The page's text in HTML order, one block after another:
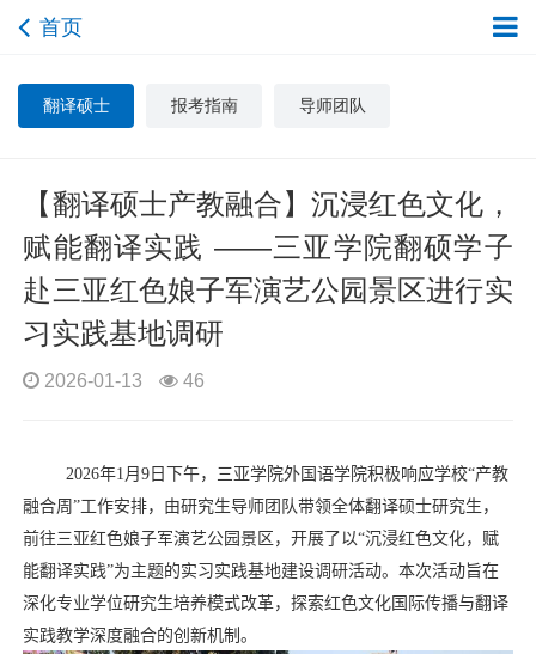
首页
翻译硕士 报考指南 导师团队
【翻译硕士产教融合】沉浸红色文化，
赋能翻译实践 ——三亚学院翻硕学子
赴三亚红色娘子军演艺公园景区进行实
习实践基地调研
2026-01-13 46
2026年1月9 日下午，三亚学院外国语学院积极响应学校“产教
融合周”工作安排，由研究生导师团队带领全体翻译硕士研究生，
前往三亚红色娘子军演艺公园景区，开展了以“沉浸红色文化，赋
能翻译实践”为主题的实习实践基地建设调研活动。本次活动旨在
深化专业学位研究生培养模式改革，探索红色文化国际传播与翻译
实践教学深度融合的创新机制。